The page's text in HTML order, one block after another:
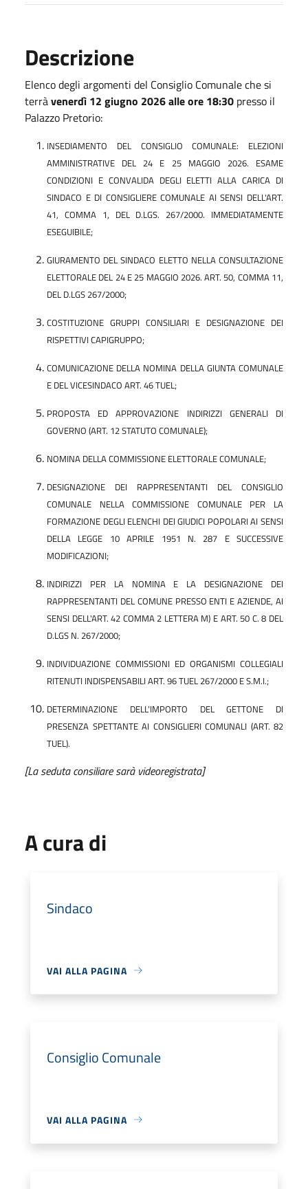
Descrizione
Elenco degli argomenti del Consiglio Comunale che si
terràvenerdì 12 giugno 2026 alle ore 18:30 presso il
Palazzo Pretorio:
INSEDIAMENTO DEL CONSIGLIO COMUNALE: ELEZIONI
AMMINISTRATIVE DEL 24 E 25 MAGGIO 2026. ESAME
CONDIZIONI E CONVALIDA DEGLI ELETTI ALLA CARICA DI
SINDACO E DI CONSIGLIERE COMUNALE AI SENSI DELL'ART.
41, COMMA 1, DEL D.LGS. 267/2000. IMMEDIATAMENTE
ESEGUIBILE;
GIURAMENTO DEL SINDACO ELETTO NELLA CONSULTAZIONE
ELETTORALE DEL 24 E 25 MAGGIO 2026. ART. 50, COMMA 11,
DEL D.LGS 267/2000;
COSTITUZIONE GRUPPI CONSILIARI E DESIGNAZIONE DEI
RISPETTIVI CAPIGRUPPO;
COMUNICAZIONE DELLA NOMINA DELLA GIUNTA COMUNALE
E DEL VICESINDACO ART. 46 TUEL;
PROPOSTA ED APPROVAZIONE INDIRIZZI GENERALI DI
GOVERNO (ART. 12 STATUTO COMUNALE);
NOMINA DELLA COMMISSIONE ELETTORALE COMUNALE;
DESIGNAZIONE DEI RAPPRESENTANTI DEL CONSIGLIO
COMUNALE NELLA COMMISSIONE COMUNALE PER LA
FORMAZIONE DEGLI ELENCHI DEI GIUDICI POPOLARI AI SENSI
DELLA LEGGE 10 APRILE 1951 N. 287 E SUCCESSIVE
MODIFICAZIONI;
INDIRIZZI PER LA NOMINA E LA DESIGNAZIONE DEI
RAPPRESENTANTI DEL COMUNE PRESSO ENTI E AZIENDE, AI
SENSI DELL'ART. 42 COMMA 2 LETTERA M) E ART. 50 C. 8 DEL
D.LGS N. 267/2000;
INDIVIDUAZIONE COMMISSIONI ED ORGANISMI COLLEGIALI
RITENUTI INDISPENSABILI ART. 96 TUEL 267/2000 E S.M.I.;
DETERMINAZIONE DELL'IMPORTO DEL GETTONE DI
PRESENZA SPETTANTE AI CONSIGLIERI COMUNALI (ART. 82
TUEL).
[La seduta consiliare sarà videoregistrata]
A cura di
Sindaco
VAI ALLA PAGINA
Consiglio Comunale
VAI ALLA PAGINA